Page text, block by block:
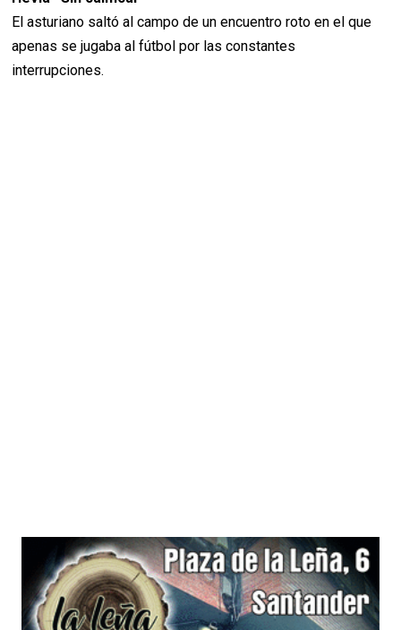
El asturiano saltó al campo de un encuentro roto en el que
apenas se jugaba al fútbol por las constantes
interrupciones.